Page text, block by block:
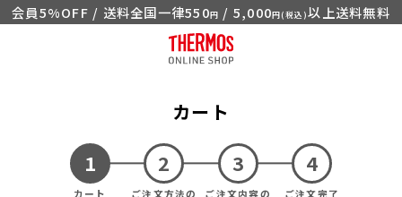
会員5%OFF / 送料全国一律550円 / 5,000円(税込)以上送料無料
カート
カート
ご注文方法の
ご注文内容の
ご注文完了